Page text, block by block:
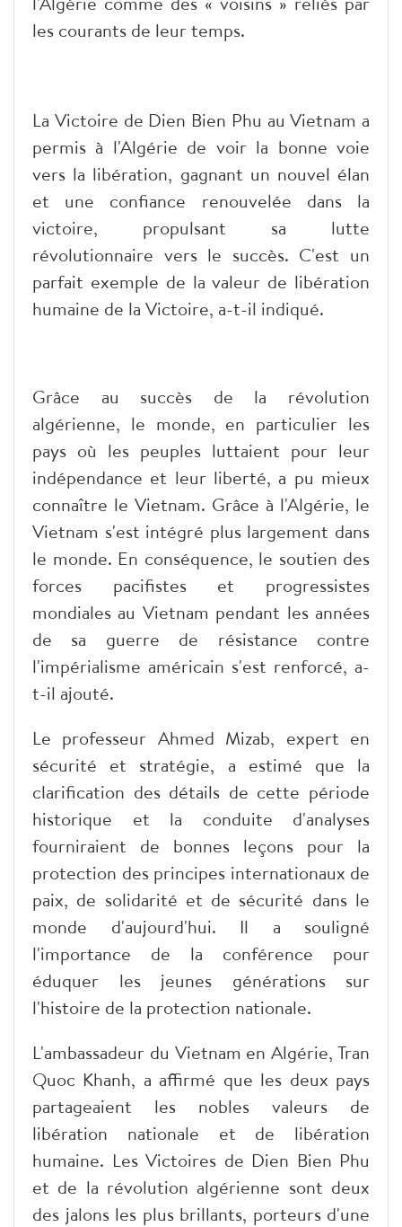
les courants de leur temps.
La Victoire de Dien Bien Phu au Vietnam a
permis à l'Algérie de voir la bonne voie
vers la libération, gagnant un nouvel élan
et une confiance renouvelée dans la
victoire, propulsant sa lutte
révolutionnaire vers le succès. C'est un
parfait exemple de la valeur de libération
humaine de la Victoire, a-t-il indiqué.
Grâce au succès de la révolution
algérienne, le monde, en particulier les
pays où les peuples luttaient pour leur
indépendance et leur liberté, a pu mieux
connaître le Vietnam. Grâce à l'Algérie, le
Vietnam s'est intégré plus largement dans
le monde. En conséquence, le soutien des
forces pacifistes et progressistes
mondiales au Vietnam pendant les années
de sa guerre de résistance contre
l'impérialisme américain s'est renforcé, a-
t-il ajouté.
Le professeur Ahmed Mizab, expert en
sécurité et stratégie, a estimé que la
clarification des détails de cette période
historique et la conduite d'analyses
fourniraient de bonnes leçons pour la
protection des principes internationaux de
paix, de solidarité et de sécurité dans le
monde d'aujourd'hui. Il a souligné
l'importance de la conférence pour
éduquer les jeunes générations sur
l'histoire de la protection nationale.
L'ambassadeur du Vietnam en Algérie, Tran
Quoc Khanh, a affirmé que les deux pays
partageaient les nobles valeurs de
libération nationale et de libération
humaine. Les Victoires de Dien Bien Phu
et de la révolution algérienne sont deux
des jalons les plus brillants, porteurs d'une